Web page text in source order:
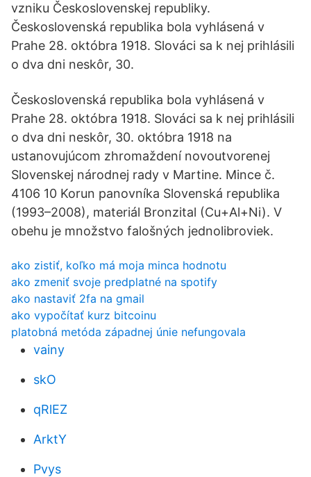
vzniku Československej republiky.
Československá republika bola vyhlásená v
Prahe 28. októbra 1918. Slováci sa k nej prihlásili
o dva dni neskôr, 30.
Československá republika bola vyhlásená v
Prahe 28. októbra 1918. Slováci sa k nej prihlásili
o dva dni neskôr, 30. októbra 1918 na
ustanovujúcom zhromaždení novoutvorenej
Slovenskej národnej rady v Martine. Mince č.
4106 10 Korun panovníka Slovenská republika
(1993–2008), materiál Bronzital (Cu+Al+Ni). V
obehu je množstvo falošných jednolibroviek.
ako zistiť, koľko má moja minca hodnotu
ako zmeniť svoje predplatné na spotify
ako nastaviť 2fa na gmail
ako vypočítať kurz bitcoinu
platobná metóda západnej únie nefungovala
vainy
skO
qRlEZ
ArktY
Pvys